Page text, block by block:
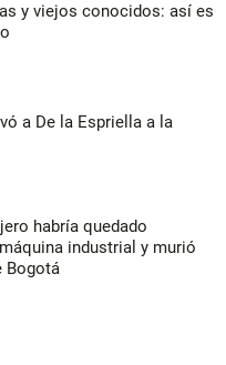
y viejos conocidos: así es
a De la Espriella a la
habría quedado
industrial y murió
Bogotá